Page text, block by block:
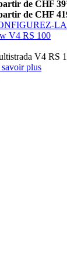
de CHF
de CHF
LA
V4 RS 100
V4 RS
savoir plus